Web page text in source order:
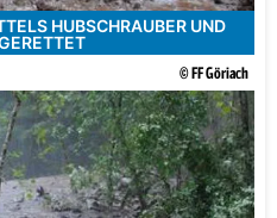
HUBSCHRAUBER UND
© FF Göriach